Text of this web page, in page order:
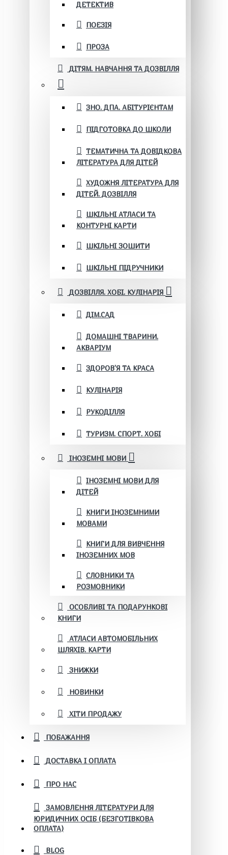
ДЕТЕКТИВ
ПОЕЗІЯ
ПРОЗА
ДІТЯМ. НАВЧАННЯ ТА ДОЗВІЛЛЯ
ЗНО. ДПА. АБІТУРІЄНТАМ
ПІДГОТОВКА ДО ШКОЛИ
ТЕМАТИЧНА ТА ДОВІДКОВА
ЛІТЕРАТУРА ДЛЯ ДІТЕЙ
ХУДОЖНЯ ЛІТЕРАТУРА ДЛЯ
ДІТЕЙ. ДОЗВІЛЛЯ
ШКІЛЬНІ АТЛАСИ ТА
КОНТУРНІ КАРТИ
ШКІЛЬНІ ЗОШИТИ
ШКІЛЬНІ ПІДРУЧНИКИ
ДОЗВІЛЛЯ. ХОБІ. КУЛІНАРІЯ
ДІМ.САД
ДОМАШНІ ТВАРИНИ.
АКВАРІУМ
ЗДОРОВ'Я ТА КРАСА
КУЛІНАРІЯ
РУКОДІЛЛЯ
ТУРИЗМ. СПОРТ. ХОБІ
ІНОЗЕМНІ МОВИ
ІНОЗЕМНІ МОВИ ДЛЯ
ДІТЕЙ
КНИГИ ІНОЗЕМНИМИ
МОВАМИ
КНИГИ ДЛЯ ВИВЧЕННЯ
ІНОЗЕМНИХ МОВ
СЛОВНИКИ ТА
РОЗМОВНИКИ
ОСОБЛИВІ ТА ПОДАРУНКОВІ
КНИГИ
АТЛАСИ АВТОМОБІЛЬНИХ
ШЛЯХІВ. КАРТИ
ЗНИЖКИ
НОВИНКИ
ХІТИ ПРОДАЖУ
ПОБАЖАННЯ
ДОСТАВКА І ОПЛАТА
ПРО НАС
ЗАМОВЛЕННЯ ЛІТЕРАТУРИ ДЛЯ
ЮРИДИЧНИХ ОСІБ (БЕЗГОТІВКОВА
ОПЛАТА)
BLOG